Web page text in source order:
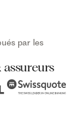
par les